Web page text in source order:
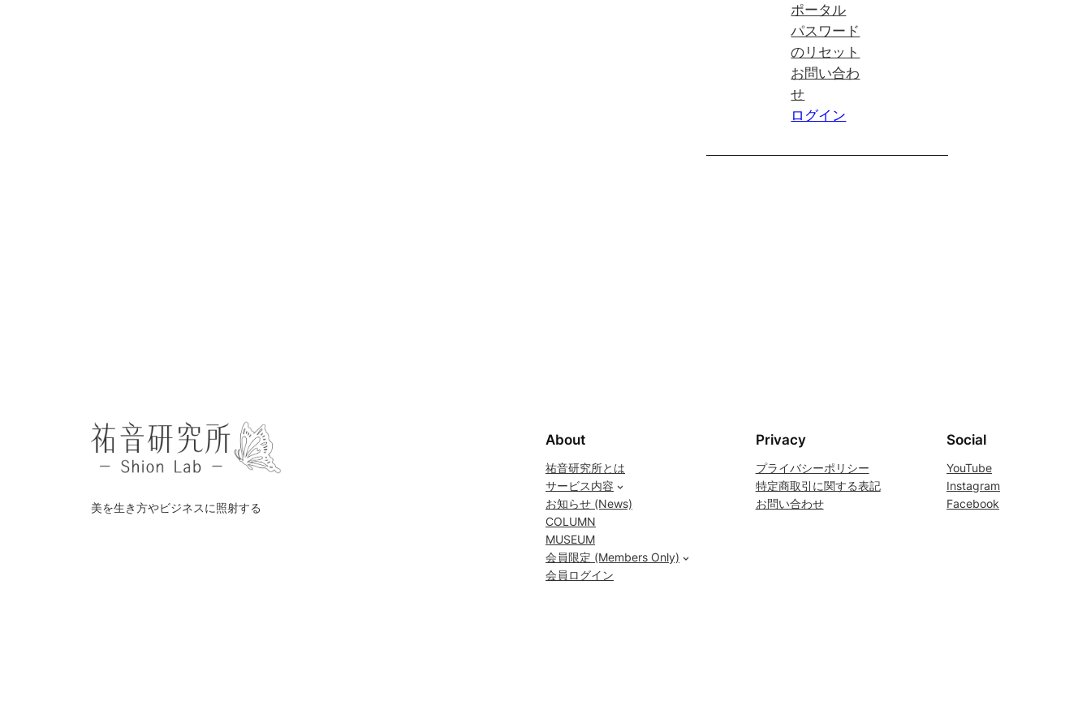
ポータル
パスワード
のリセット
お問い合わ
せ
ログイン
美を生き方やビジネスに照射する
About
祐音研究所とは
サービス内容
お知らせ (News)
COLUMN
MUSEUM
会員限定 (Members Only)
会員ログイン
Privacy
プライバシーポリシー
特定商取引に関する表記
お問い合わせ
Social
YouTube
Instagram
Facebook